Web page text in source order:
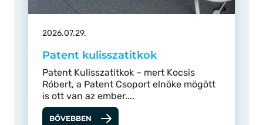
2026.07.29.
Patent kulisszatitkok
Patent Kulisszatitkok – mert Kocsis
Róbert, a Patent Csoport elnöke mögött
is ott van az ember....
BŐVEBBEN